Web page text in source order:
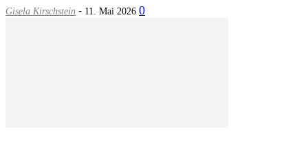
Gisela Kirschstein - 11. Mai 2026 0